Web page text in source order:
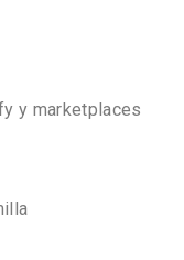
y marketplaces